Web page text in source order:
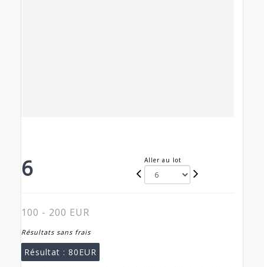
6 Aller au lot
100 - 200 EUR
Résultats sans frais
Résultat : 80EUR